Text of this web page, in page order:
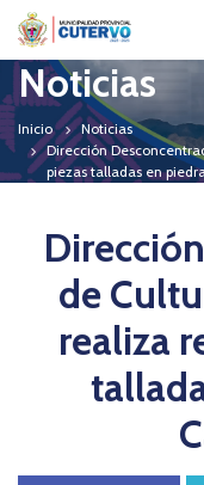
Noticias
Inicio
Noticias
Dirección
piezas talladas en
de
realiza